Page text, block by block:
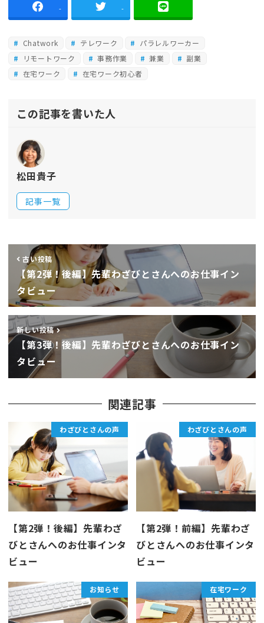
- -
Chatwork テレワーク
パラレルワーカー
リモートワーク
事務作業 兼業
副業
在宅ワーク
在宅ワーク初心者
この記事を書いた人
松田貴子
記事一覧
古い投稿
【第2弾！後編】先輩わざびとさんへのお仕事イン
タビュー
新しい投稿
【第3弾！後編】先輩わざびとさんへのお仕事イン
タビュー
関連記事
わざびとさんの声
【第2弾！後編】先輩わざ
びとさんへのお仕事インタ
ビュー
わざびとさんの声
【第2弾！前編】先輩わざ
びとさんへのお仕事インタ
ビュー
お知らせ 在宅ワーク